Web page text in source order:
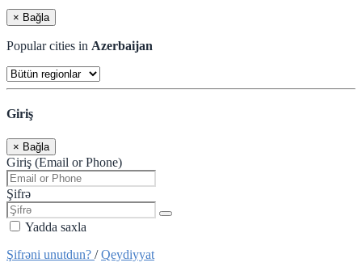
× Bağla
Popular cities in Azerbaijan
Giriş
× Bağla
Giriş (Email or Phone)
Şifrə
Yadda saxla
Şifrəni unutdun? /Qeydiyyat